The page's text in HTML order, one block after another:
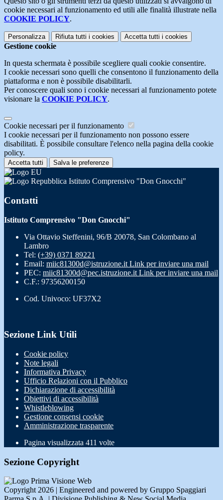
cookie necessari al funzionamento ed utili alle finalità illustrate nella
COOKIE POLICY.
Personalizza Rifiuta tutti i cookies Accetta tutti i cookies
Gestione cookie
In questa schermata è possibile scegliere quali cookie consentire.
I cookie necessari sono quelli che consentono il funzionamento della
piattaforma e non è possibile disabilitarli.
Per conoscere quali sono i cookie necessari al funzionamento potete
visionare la COOKIE POLICY.
Cookie necessari per il funzionamento
I cookie necessari per il funzionamento non possono essere
disabilitati. È possibile consultare l'elenco nella pagina della cookie
policy.
Accetta tutti Salva le preferenze
Istituto Comprensivo "Don Gnocchi"
Contatti
Istituto Comprensivo "Don Gnocchi"
Via Ottavio Steffenini, 96/B 20078, San Colombano al
Lambro
Tel: (+39) 0371 89221
Email: miic81300d@istruzione.it Link per inviare una mail
PEC: miic81300d@pec.istruzione.it Link per inviare una mail
C.F.: 97356200150
Cod. Univoco: UF37X2
Sezione Link Utili
Cookie policy
Note legali
Informativa Privacy
Ufficio Relazioni con il Pubblico
Dichiarazione di accessibilità
Obiettivi di accessibilità
Whistleblowing
Gestione consensi cookie
Amministrazione trasparente
Pagina visualizzata 411 volte
Sezione Copyright
Copyright 2026 | Engineered and powered by Gruppo Spaggiari